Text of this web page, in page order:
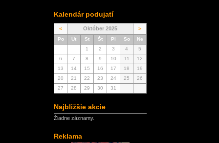
Kalendár podujatí
< Október 2025 >
Po Ut St Št Pi So
Ne
1
2 3 4
5
6
7 8 9 10 11
12
13
14 15 16 17 18
19
20
21 22 23 24 25
26
27
28 29 30 31
Najbližšie akcie
Žiadne záznamy.
Reklama